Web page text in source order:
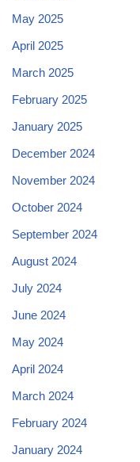
May 2025
April 2025
March 2025
February 2025
January 2025
December 2024
November 2024
October 2024
September 2024
August 2024
July 2024
June 2024
May 2024
April 2024
March 2024
February 2024
January 2024